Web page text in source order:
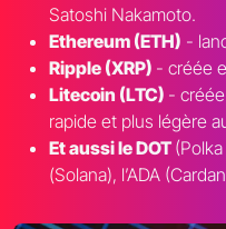
Satoshi Nakamoto.
Ethereum (ETH) -
Ripple (XRP) - créée
Litecoin (LTC) -
rapide et plus légère
Et aussi le DOT
(Solana), l’ADA